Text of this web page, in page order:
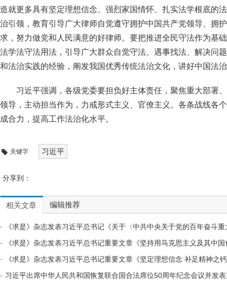
造就更多具有坚定理想信念、强烈家国情怀、扎实法学根底的
治引领，教育引导广大律师自觉遵守拥护中国共产党领导、拥
求，努力做党和人民满意的好律师。要把推进全民守法作为基
法学法守法用法，引导广大群众自觉守法、遇事找法、解决问
和法治实践的经验，阐发我国优秀传统法治文化，讲好中国法
习近平强调，各级党委要担负好主体责任，聚焦重大部署
领导，主动担当作为，力戒形式主义、官僚主义。各条战线各
成合力，提高工作法治化水平。
关键字 习近平
分享到：
相关文章 编辑推荐
《求是》杂志发表习近平总书记《关于〈中共中央关于党的百年奋斗
明》 2021-12-01
《求是》杂志发表习近平总书记重要文章《坚持用马克思主义及其中
《求是》杂志发表习近平总书记重要文章《坚定理想信念 补足精神之
习近平出席中华人民共和国恢复联合国合法席位50周年纪念会议并发